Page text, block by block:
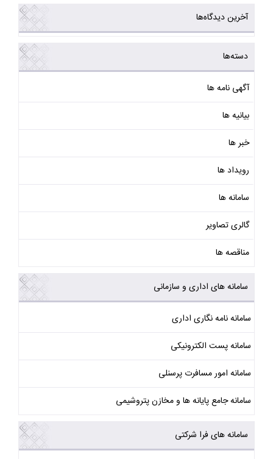
آخرین دیدگاه‌ها
دسته‌ها
آگهی نامه ها
بیانیه ها
خبر ها
رویداد ها
سامانه ها
گالری تصاویر
مناقصه ها
سامانه های اداری و سازمانی
سامانه نامه نگاری اداری
سامانه پست الکترونیکی
سامانه امور مسافرت پرسنلی
سامانه جامع پایانه ها و مخازن پتروشیمی
سامانه های فرا شرکتی